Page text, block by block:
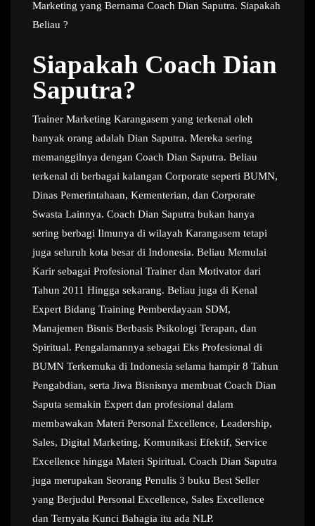
Marketing yang Bernama Coach Dian Saputra. Siapakah
Beliau ?
Siapakah Coach Dian
Saputra?
Trainer Marketing Karangasem yang terkenal oleh
banyak orang adalah Dian Saputra. Mereka sering
memanggilnya dengan Coach Dian Saputra. Beliau
terkenal di berbagai kalangan Corporate seperti BUMN,
Dinas Pemerintahaan, Kementerian, dan Corporate
Swasta Lainnya. Coach Dian Saputra bukan hanya
sering berbagi Ilmunya di wilayah Karangasem tetapi
juga seluruh kota besar di Indonesia. Beliau Memulai
Karir sebagai Profesional Trainer dan Motivator dari
Tahun 2011 Hingga sekarang. Beliau juga di Kenal
Expert Bidang Training Pemberdayaan SDM,
Manajemen Bisnis Berbasis Psikologi Terapan, dan
Spiritual. Pengalamannya sebagai Eks Profesional di
BUMN Terkemuka di Indonesia selama hampir 8 Tahun
Pengabdian, serta Jiwa Bisnisnya membuat Coach Dian
Saputa semakin Expert dan profesional dalam
membawakan Materi Personal Excellence, Leadership,
Sales, Digital Marketing, Komunikasi Efektif, Service
Excellence hingga Materi Spiritual. Coach Dian Saputra
juga merupakan Seorang Penulis 3 buku Best Seller
yang Berjudul Personal Excellence, Sales Excellence
dan Ternyata Kunci Bahagia itu ada NLP.